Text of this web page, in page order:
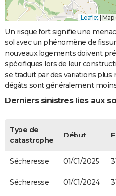
Leaflet| Map
Un risque fort signifie une
sol avec un phénomène de
nouveaux logements doivent
spécifiques lors de leur
se traduit par des variations plus
dégâts sont généralement
Derniers sinistres liés aux
Type de
catastrophe
Début
Sécheresse 01/01/2025
Sécheresse 01/01/2024